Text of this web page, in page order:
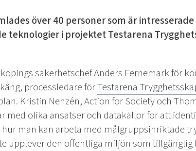
över 40 personer som är
teknologier i projektet Testarena
säkerhetschef Anders Fernemark för
processledare förTestarena
Kristin Nenzén, Action for Society och
med olika ansatser och datakällor för att
man kan arbeta med målgruppsinriktade
upplever den offentliga miljön som tillgänglig